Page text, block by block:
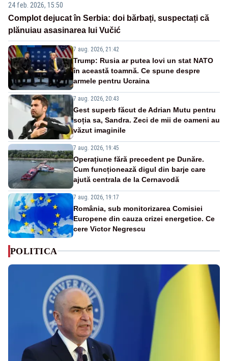
24 feb. 2026, 15:50
Complot dejucat în Serbia: doi bărbați, suspectați că
plănuiau asasinarea lui Vučić
7 aug. 2026, 21:42
Trump: Rusia ar putea lovi un stat NATO
în această toamnă. Ce spune despre
armele pentru Ucraina
7 aug. 2026, 20:43
Gest superb făcut de Adrian Mutu pentru
soția sa, Sandra. Zeci de mii de oameni au
văzut imaginile
7 aug. 2026, 19:45
Operațiune fără precedent pe Dunăre.
Cum funcționează digul din barje care
ajută centrala de la Cernavodă
7 aug. 2026, 19:17
România, sub monitorizarea Comisiei
Europene din cauza crizei energetice. Ce
cere Victor Negrescu
POLITICA